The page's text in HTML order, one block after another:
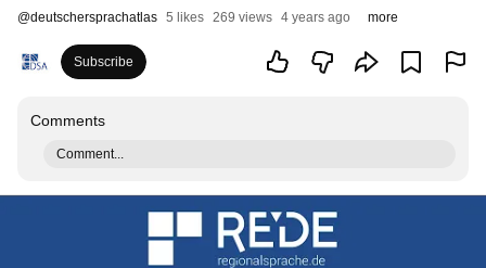
@deutschersprachatlas 5 likes 269 views 4 years ago more
Subscribe
Comments
Comment...